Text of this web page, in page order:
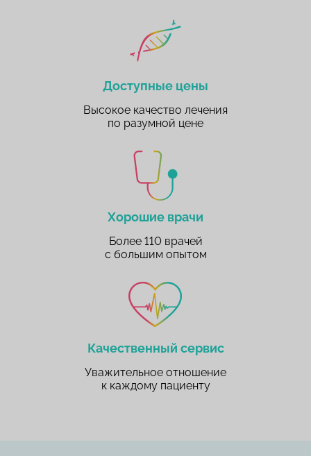
Доступные цены
Высокое качество лечения
по разумной цене
Хорошие врачи
Более 110 врачей
с большим опытом
Качественный сервис
Уважительное отношение
к каждому пациенту